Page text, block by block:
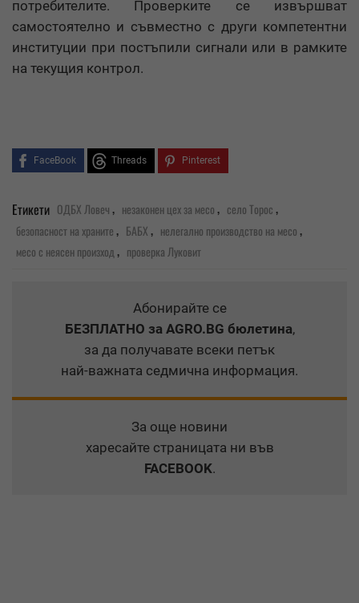
потребителите. Проверките се извършват
самостоятелно и съвместно с други компетентни
институции при постъпили сигнали или в рамките
на текущия контрол.
FaceBook Threads Pinterest
Етикети ОДБХ Ловеч, незаконен цех за месо, село Торос,
безопасност на храните, БАБХ, нелегално производство на месо,
месо с неясен произход, проверка Луковит
Абонирайте се
БЕЗПЛАТНО за AGRO.BG бюлетина,
за да получавате всеки петък
най-важната седмична информация.
За още новини
харесайте страницата ни във
FACEBOOK.